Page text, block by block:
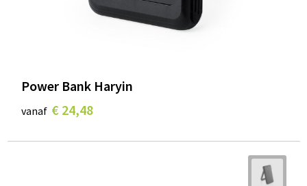
Power Bank Haryin
vanaf € 24,48